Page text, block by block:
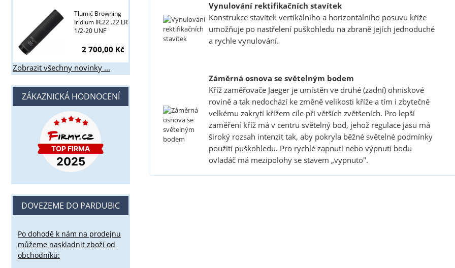
Vynulování rektifikačních stavítek
Konstrukce stavítek vertikálního a horizontálního posuvu kříže
umožňuje po nastřelení puškohledu na zbraně jejích jednoduché
a rychle vynulování.
Záměrná osnova se světelným bodem
Kříž zaměřovače Jaeger je umístěn ve druhé (zadní) ohniskové
rovině a tak nedochází ke změně velikosti kříže a tím i zbytečně
velkému zakrytí křížem cíle při větších zvětšeních. Pro lepší
zaměření kříž má v centru světelný bod, jehož regulace jasu má
široký rozsah intenzit tak, aby pokryla běžné světelné podmínky
použití puškohledu. Pro rychlé zapnutí nebo výpnutí bodu
ovladáč má mezipolohy se stavem „vypnuto".
Tlumič Browning
Iridium IR.22 .22 LR
1/2-20 UNF
2 700,00 Kč
Zobrazit všechny novinky ...
ZÁKAZNICKÁ HODNOCENÍ
DOVEZEME DO PARDUBIC
Po dohodě k nám na prodejnu
můžeme naskladnit zboží od
obchodníků: